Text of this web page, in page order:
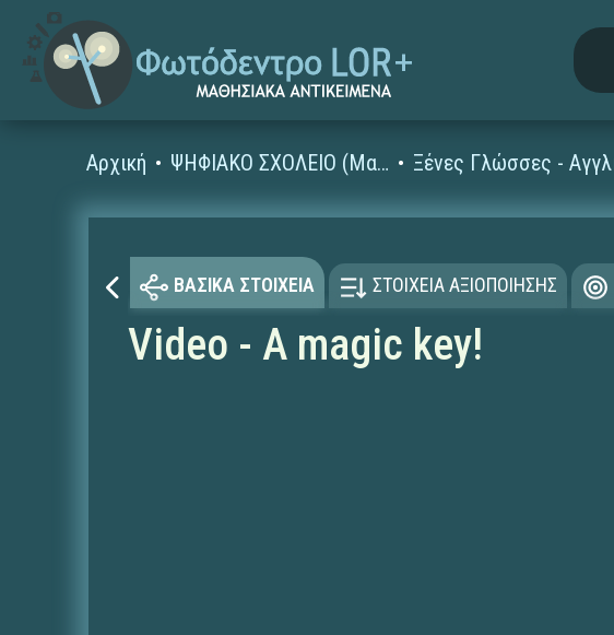
Αρχική ΨΗΦΙΑΚΟ ΣΧΟΛΕΙΟ (Μαθησιακά Αντικείμενα)
ΒΑΣΙΚΑ ΣΤΟΙΧΕΙΑ ΣΤΟΙΧΕΙΑ ΑΞΙΟΠΟΙΗΣΗΣ
Video - A magic key!